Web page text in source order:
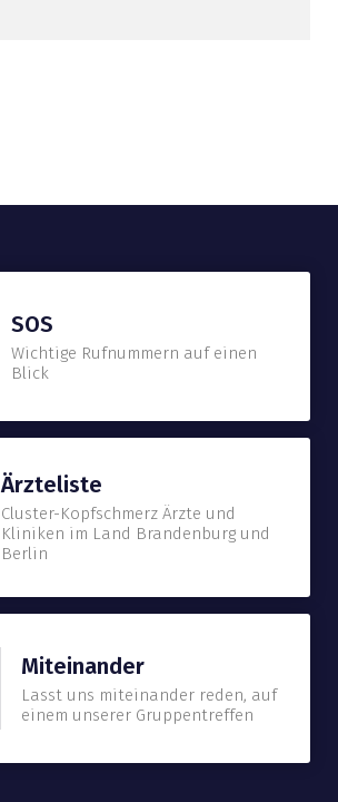
SOS
Wichtige Rufnummern auf einen
Blick
Ärzteliste
Cluster-Kopfschmerz Ärzte und
Kliniken im Land Brandenburg und
Berlin
Miteinander
Lasst uns miteinander reden, auf
einem unserer Gruppentreffen